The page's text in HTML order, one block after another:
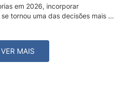
em 2026, incorporar
tornou uma das decisões mais ...
VER MAIS